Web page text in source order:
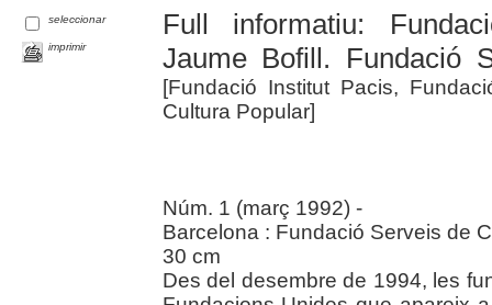
seleccionar
imprimir
Full informatiu:
Jaume Bofill. Fundació
[Fundació Institut Pacis,
Cultura Popular]
Núm. 1 (març 1992) -
Barcelona : Fundació Serveis de
30 cm
Des del desembre de 1994, les